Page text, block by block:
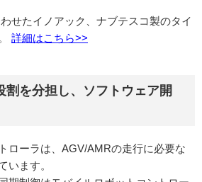
せたイノアック、ナブテスコ製のタイ
詳細はこちら>>
割を分担し、ソフトウェア開
ローラは、AGV/AMRの走行に必要な
います。